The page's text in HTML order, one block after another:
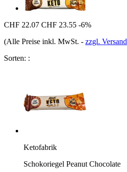
CHF 22.07 CHF 23.55 -6%
(Alle Preise inkl. MwSt. - zzgl. Versand
Sorten: :
Ketofabrik
Schokoriegel Peanut Chocolate